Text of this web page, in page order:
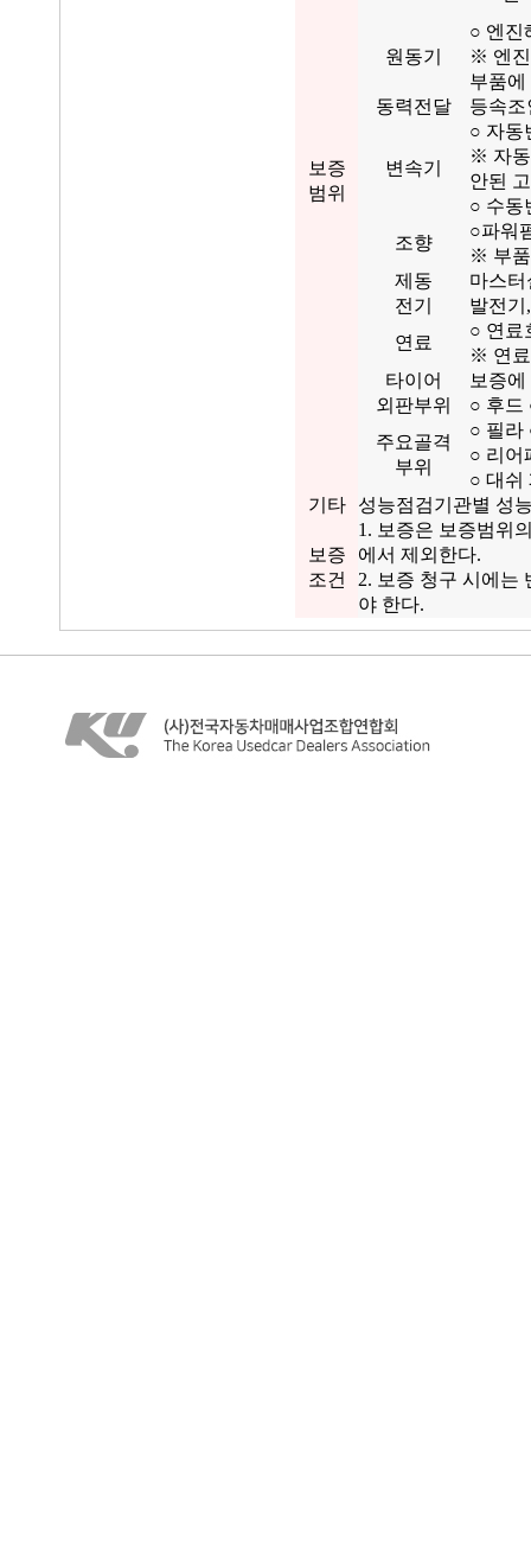
보증
범위
원동기
○ 엔진
※ 엔진
부품에
동력전달
등속조
변속기
○ 자동
※ 자동
안된
○ 수동
조향
○파워
※ 부품
제동
마스터
전기
발전기
연료
○ 연료
※ 연료
타이어
보증
외판부위
○ 후드
주요골격
부위
○ 필라
○ 리어
○ 대쉬
기타
성능점검기관별 성
보증
조건
1. 보증은 보증범위
에서 제외한다.
2. 보증 청구 시에는
야 한다.